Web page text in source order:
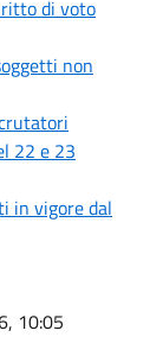
di voto
non
22 e 23
in vigore dal
10:05